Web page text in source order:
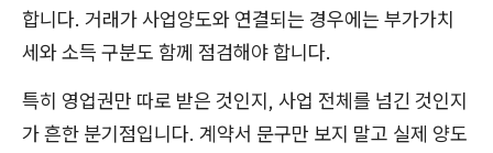
합니다. 거래가 사업양도와 연결되는 경우에는 부가가치
세와 소득 구분도 함께 점검해야 합니다.
특히 영업권만 따로 받은 것인지, 사업 전체를 넘긴 것인지
가 흔한 분기점입니다. 계약서 문구만 보지 말고 실제 양도